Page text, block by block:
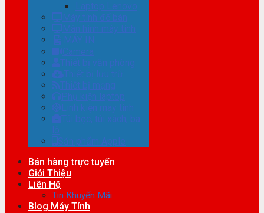
Bán hàng trực tuyến
Giới Thiệu
Liên Hệ
Tin Khuyến Mãi
Blog Máy Tính